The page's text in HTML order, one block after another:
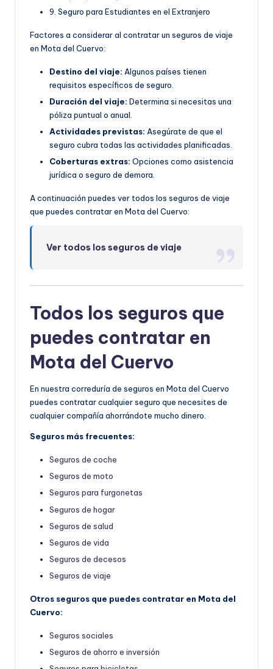
9. Seguro para Estudiantes en el Extranjero
Factores a considerar al contratar un seguros de viaje
en Mota del Cuervo:
Destino del viaje: Algunos países tienen
requisitos específicos de seguro.
Duración del viaje: Determina si necesitas una
póliza puntual o anual.
Actividades previstas: Asegúrate de que el
seguro cubra todas las actividades planificadas.
Coberturas extras: Opciones como asistencia
jurídica o seguro de demora.
A continuación puedes ver todos los seguros de viaje
que puedes contratar en Mota del Cuervo:
Ver todos los seguros de viaje
Todos los seguros que
puedes contratar en
Mota del Cuervo
En nuestra correduría de seguros en Mota del Cuervo
puedes contratar cualquier seguro que necesites de
cualquier compañía ahorrándote mucho dinero.
Seguros más frecuentes:
Seguros de coche
Seguros de moto
Seguros para furgonetas
Seguros de hogar
Seguros de salud
Seguros de vida
Seguros de decesos
Seguros de viaje
Otros seguros que puedes contratar en Mota del
Cuervo:
Seguros sociales
Seguros de ahorro e inversión